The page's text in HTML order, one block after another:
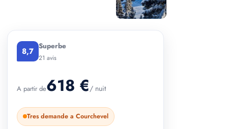
8,7 Superbe
21 avis
A partir de618 €/ nuit
Tres demande a Courchevel